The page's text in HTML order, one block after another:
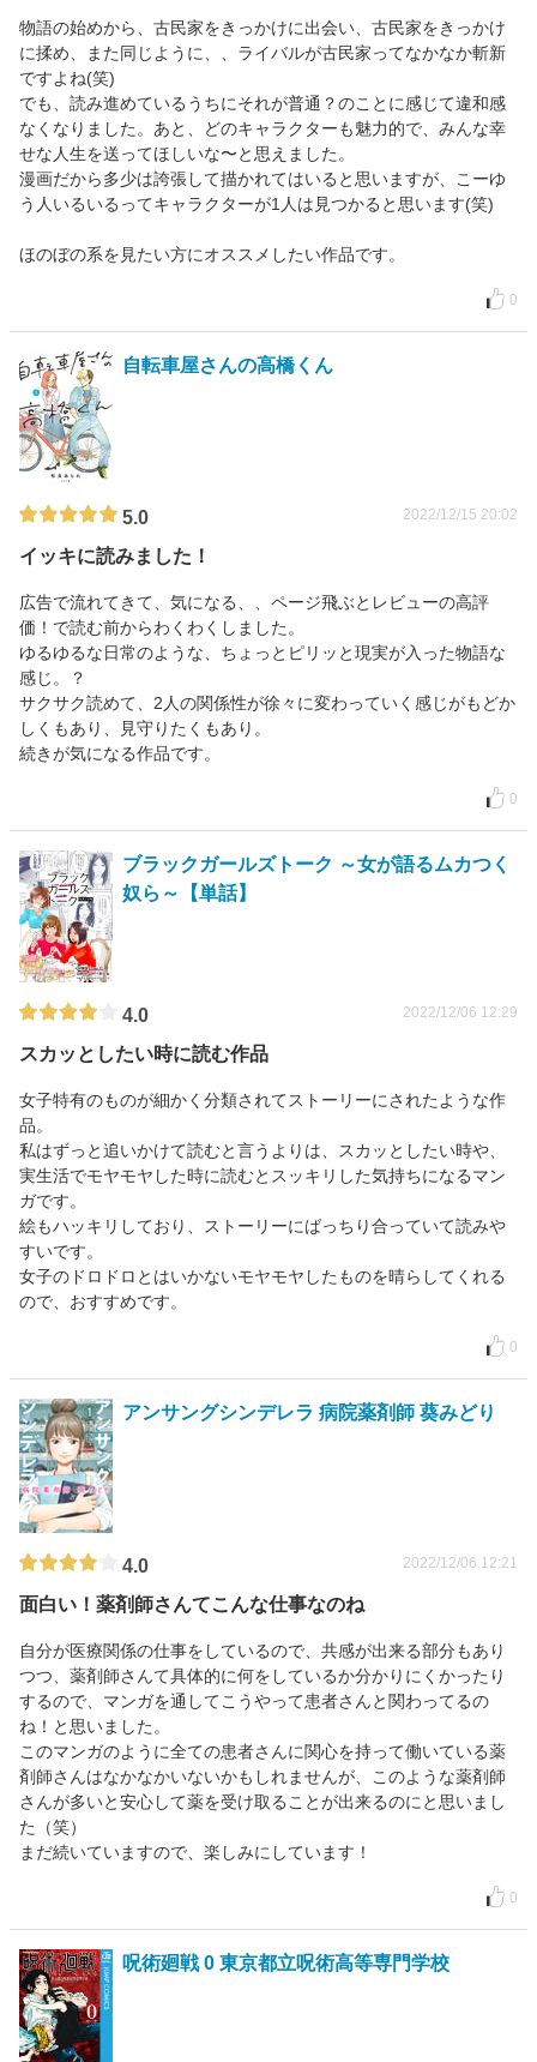
物語の始めから、古民家をきっかけに出会い、古民家をきっかけ
に揉め、また同じように、、ライバルが古民家ってなかなか斬新
ですよね(笑)
でも、読み進めているうちにそれが普通？のことに感じて違和感
なくなりました。あと、どのキャラクターも魅力的で、みんな幸
せな人生を送ってほしいな〜と思えました。
漫画だから多少は誇張して描かれてはいると思いますが、こーゆ
う人いるいるってキャラクターが1人は見つかると思います(笑)
ほのぼの系を見たい方にオススメしたい作品です。
0
自転車屋さんの高橋くん
5.0 2022/12/15 20:02
イッキに読みました！
広告で流れてきて、気になる、、ページ飛ぶとレビューの高評
価！で読む前からわくわくしました。
ゆるゆるな日常のような、ちょっとピリッと現実が入った物語な
感じ。？
サクサク読めて、2人の関係性が徐々に変わっていく感じがもどか
しくもあり、見守りたくもあり。
続きが気になる作品です。
0
ブラックガールズトーク ～女が語るムカつく
奴ら～【単話】
4.0 2022/12/06 12:29
スカッとしたい時に読む作品
女子特有のものが細かく分類されてストーリーにされたような作
品。
私はずっと追いかけて読むと言うよりは、スカッとしたい時や、
実生活でモヤモヤした時に読むとスッキリした気持ちになるマン
ガです。
絵もハッキリしており、ストーリーにばっちり合っていて読みや
すいです。
女子のドロドロとはいかないモヤモヤしたものを晴らしてくれる
ので、おすすめです。
0
アンサングシンデレラ 病院薬剤師 葵みどり
4.0 2022/12/06 12:21
面白い！薬剤師さんてこんな仕事なのね
自分が医療関係の仕事をしているので、共感が出来る部分もあり
つつ、薬剤師さんて具体的に何をしているか分かりにくかったり
するので、マンガを通してこうやって患者さんと関わってるの
ね！と思いました。
このマンガのように全ての患者さんに関心を持って働いている薬
剤師さんはなかなかいないかもしれませんが、このような薬剤師
さんが多いと安心して薬を受け取ることが出来るのにと思いまし
た（笑）
まだ続いていますので、楽しみにしています！
0
呪術廻戦 0 東京都立呪術高等専門学校